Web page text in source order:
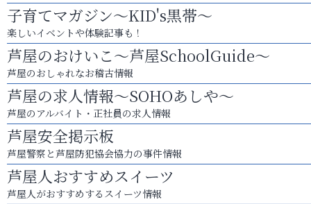
子育てマガジン～KID's黒帯～
楽しいイベントや体験記事も！
芦屋のおけいこ～芦屋SchoolGuide～
芦屋のおしゃれなお稽古情報
芦屋の求人情報～SOHOあしや～
芦屋のアルバイト・正社員の求人情報
芦屋安全掲示板
芦屋警察と芦屋防犯協会協力の事件情報
芦屋人おすすめスイーツ
芦屋人がおすすめするスイーツ情報